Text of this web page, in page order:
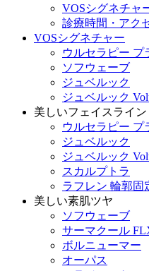
VOSシグネチャ
診療時間・アク
VOSシグネチャー
ウルセラピー プ
ソフウェーブ
ジュベルック
ジュベルック
美しいフェイスライン
ウルセラピー プ
ジュベルック
ジュベルック
スカルプトラ
ラフレン 輪郭固
美しい素肌ツヤ
ソフウェーブ
サーマクール
ボルニューマー
オーパス